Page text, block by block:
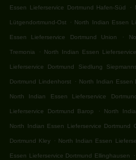
Essen Lieferservice Dortmund Hafen-Süd .
Lütgendortmund-Ost . North Indian Essen
Essen Lieferservice Dortmund Union .
Tremonia . North Indian Essen
Lieferservice Dortmund Siedlung
Dortmund Lindenhorst . North Indian Essen
North Indian Essen Lieferservice
Lieferservice Dortmund Barop . North
North Indian Essen Lieferservice Dortmund
Dortmund Kley . North Indian Essen
Essen Lieferservice Dortmund Ellinghausen .